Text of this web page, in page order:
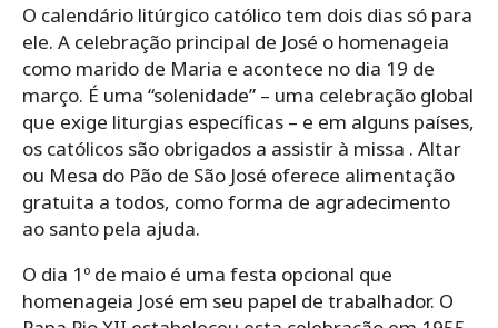
O calendário litúrgico católico tem dois dias só para
ele. A celebração principal de José o homenageia
como marido de Maria e acontece no dia 19 de
março. É uma “solenidade” – uma celebração global
que exige liturgias específicas – e em alguns países,
os católicos são obrigados a assistir à missa . Altar
ou Mesa do Pão de São José oferece alimentação
gratuita a todos, como forma de agradecimento
ao santo pela ajuda.
O dia 1º de maio é uma festa opcional que
homenageia José em seu papel de trabalhador. O